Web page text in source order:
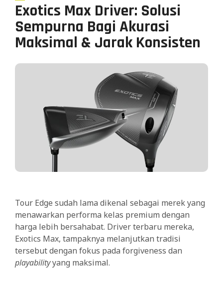
Exotics Max Driver: Solusi
Sempurna Bagi Akurasi
Maksimal & Jarak Konsisten
Tour Edge sudah lama dikenal sebagai merek yang
menawarkan performa kelas premium dengan
harga lebih bersahabat. Driver terbaru mereka,
Exotics Max, tampaknya melanjutkan tradisi
tersebut dengan fokus pada forgiveness dan
playabilityyang maksimal.